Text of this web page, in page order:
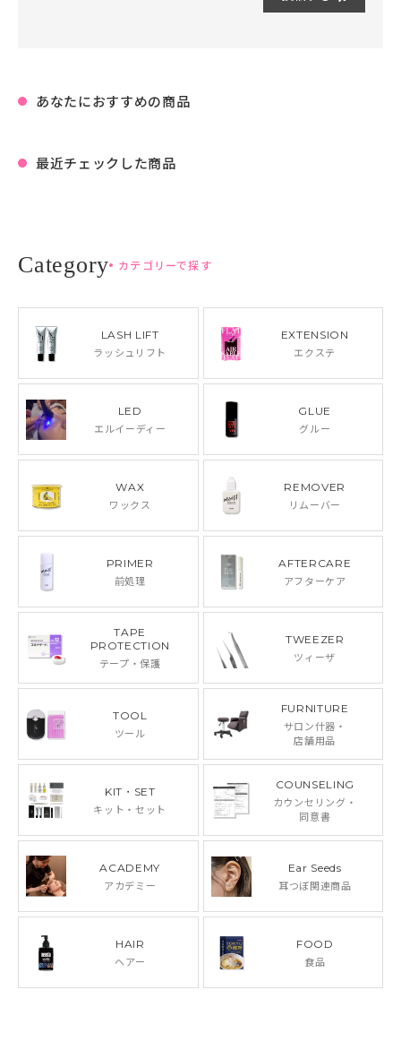
あなたにおすすめの商品
最近チェックした商品
カテゴリーで探す
LASH LIFT
ラッシュリフト
EXTENSION
エクステ
LED
エルイーディー
GLUE
グルー
WAX
ワックス
REMOVER
リムーバー
PRIMER
前処理
AFTERCARE
アフターケア
TAPE
PROTECTION
テープ・保護
TWEEZER
ツィーザ
TOOL
ツール
FURNITURE
サロン什器・
店舗用品
KIT・SET
キット・セット
COUNSELING
カウンセリング・
同意書
ACADEMY
アカデミー
Ear Seeds
耳つぼ関連商品
HAIR
ヘアー
FOOD
食品